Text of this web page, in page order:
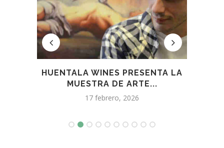
HUENTALA WINES PRESENTA LA
MUESTRA DE ARTE...
17 febrero, 2026